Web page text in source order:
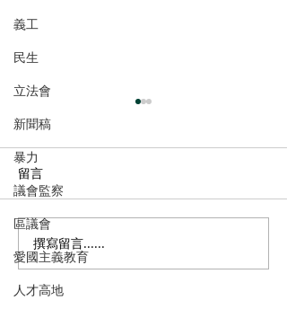
義工
民生
立法會
新聞稿
暴力
議會監察
區議會
愛國主義教育
人才高地
郭芙蓉聯同葵青區防火委
員會到訪消防處 了解打擊
「鬼油」活動最新情況 支
留言
撰寫留言......